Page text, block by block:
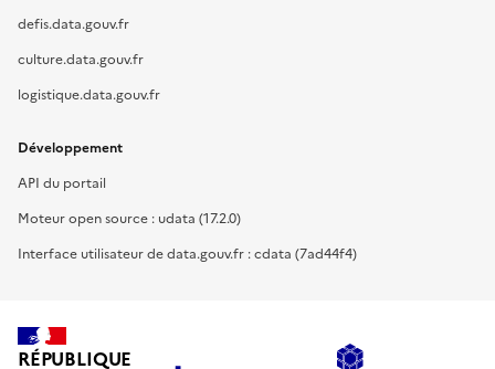
defis.data.gouv.fr
culture.data.gouv.fr
logistique.data.gouv.fr
Développement
API du portail
Moteur open source : udata (17.2.0)
Interface utilisateur de data.gouv.fr : cdata (7ad44f4)
RÉPUBLIQUE